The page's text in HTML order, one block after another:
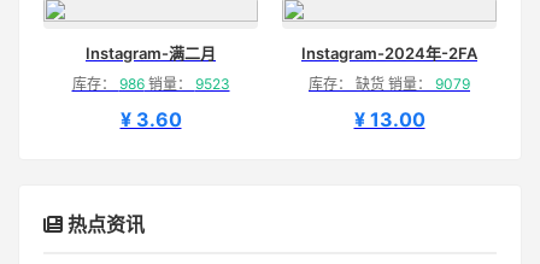
Instagram-满二月
库存： 986销量： 9523
¥ 3.60
Instagram-2024年-2FA
库存： 缺货 销量： 9079
¥ 13.00
热点资讯